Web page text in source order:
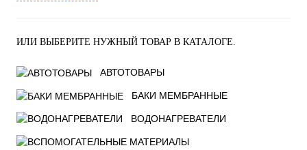
ИЛИ ВЫБЕРИТЕ НУЖНЫЙ ТОВАР В КАТАЛОГЕ.
АВТОТОВАРЫ
БАКИ МЕМБРАННЫЕ
ВОДОНАГРЕВАТЕЛИ